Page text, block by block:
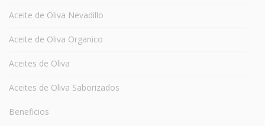
Aceite de Oliva Nevadillo
Aceite de Oliva Organico
Aceites de Oliva
Aceites de Oliva Saborizados
Beneficios